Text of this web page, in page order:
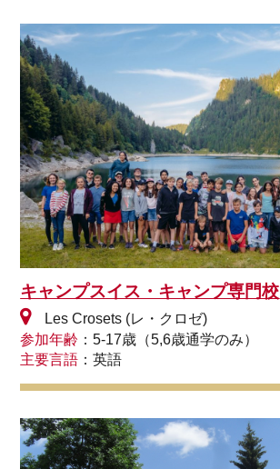
キャンプスイス・キャンプ専門校
Les Crosets (レ・クロゼ)
参加年齢 ：5-17歳（5,6歳通学のみ）
主要言語 ：英語